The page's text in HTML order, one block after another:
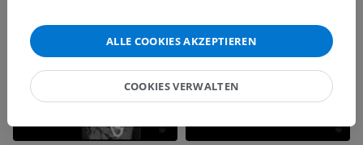
ALLE COOKIES AKZEPTIEREN
COOKIES VERWALTEN